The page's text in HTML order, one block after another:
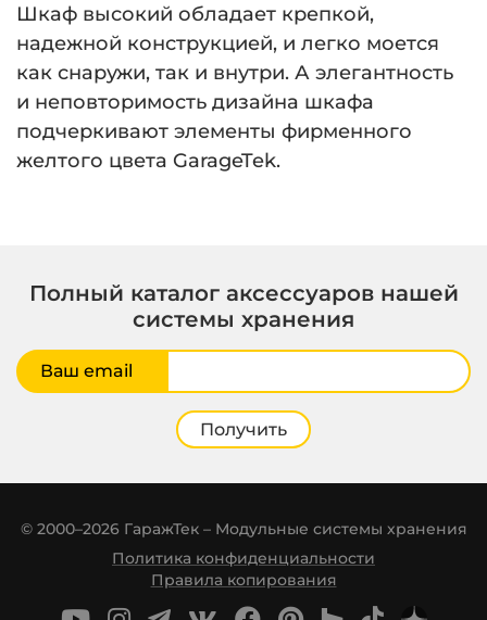
Шкаф высокий обладает крепкой,
надежной конструкцией, и легко моется
как снаружи, так и внутри. А элегантность
и неповторимость дизайна шкафа
подчеркивают элементы фирменного
желтого цвета GarageTek.
Полный каталог аксессуаров нашей
системы хранения
Ваш email
Получить
© 2000–2026 ГаражТек – Модульные системы хранения
Политика конфиденциальности
Правила копирования